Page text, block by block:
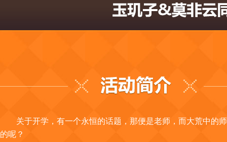
关于开学，有一个永恒的话题，那便是老师，而大荒中的
的呢？